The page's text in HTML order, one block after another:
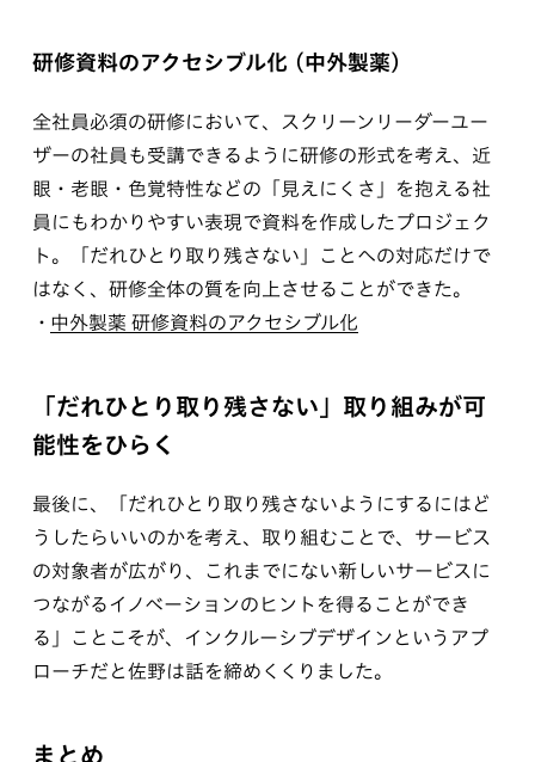
研修資料のアクセシブル化 (中外製薬)
全社員必須の研修において、スクリーンリーダーユー
ザーの社員も受講できるように研修の形式を考え、近
眼・老眼・色覚特性などの「見えにくさ」を抱える社
員にもわかりやすい表現で資料を作成したプロジェク
ト。「だれひとり取り残さない」ことへの対応だけで
はなく、研修全体の質を向上させることができた。
中外製薬 研修資料のアクセシブル化
「だれひとり取り残さない」取り組みが可
能性をひらく
最後に、「だれひとり取り残さないようにするにはど
うしたらいいのかを考え、取り組むことで、サービス
の対象者が広がり、これまでにない新しいサービスに
つながるイノベーションのヒントを得ることができ
る」ことこそが、インクルーシブデザインというアプ
ローチだと佐野は話を締めくくりました。
まとめ